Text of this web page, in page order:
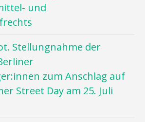
und
Stellungnahme der
zum Anschlag auf
Street Day am 25. Juli